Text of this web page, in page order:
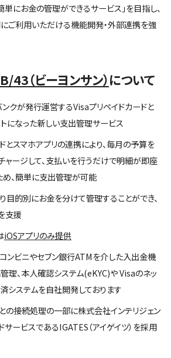
にお金の管理ができるサービス」を目指し、
ご利用いただける機能開発・外部連携を強
43（ビーヨンサン）について
クが発行運営するVisaプリペイドカードと
になった新しい支出管理サービス
とスマホアプリの連携により、毎月の予算を
ャージして、支払いを行うだけで明細が即座
、簡単に支出管理が可能
り目的別にお金を分けて管理することができ、
支援
iOSアプリのみ提供
ンビニやセブン銀行ATMを介した入出金機
理、本人確認システム(eKYC)や Visaのネッ
システムを自社開発しております
の接続処理の一部に株式会社インテリジェン
サービスであるIGATES（アイゲイツ）を採用